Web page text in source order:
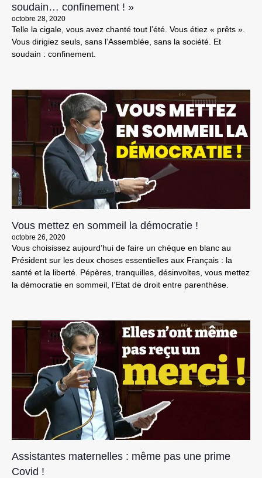
soudain… confinement ! »
octobre 28, 2020
Telle la cigale, vous avez chanté tout l’été. Vous étiez « prêts ».
Vous dirigiez seuls, sans l’Assemblée, sans la société. Et
soudain : confinement.
Vous mettez en sommeil la démocratie !
octobre 26, 2020
Vous choisissez aujourd’hui de faire un chèque en blanc au
Président sur les deux choses essentielles aux Français : la
santé et la liberté. Pépères, tranquilles, désinvoltes, vous mettez
la démocratie en sommeil, l’Etat de droit entre parenthèse.
Assistantes maternelles : même pas une prime
Covid !